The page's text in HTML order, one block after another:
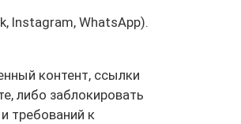
Instagram, WhatsApp).
контент, ссылки
либо заблокировать
требований к